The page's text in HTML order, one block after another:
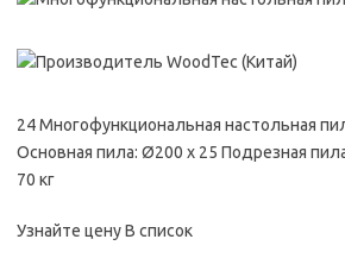
24 Многофункциональная настольная
Основная пила: Ø200 x 25 Подрезная
70 кг
Узнайте цену В список